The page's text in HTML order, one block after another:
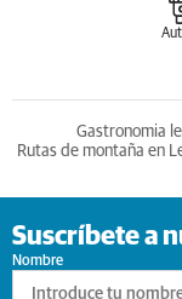
Gastronomia
Rutas de montaña en
Suscríbete a
Nombre